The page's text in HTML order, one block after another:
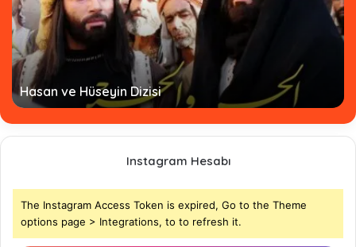
Hasan ve Hüseyin Dizisi
Instagram Hesabı
The Instagram Access Token is expired, Go to the Theme
options page > Integrations, to to refresh it.